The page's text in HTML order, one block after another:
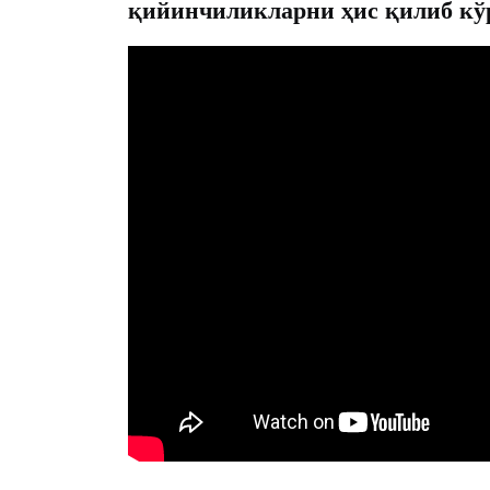
қийинчиликларни ҳис қилиб